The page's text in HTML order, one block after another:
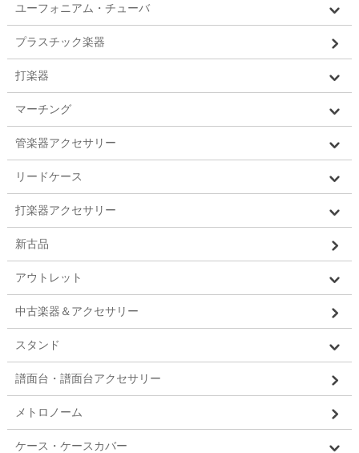
ユーフォニアム・チューバ
プラスチック楽器
打楽器
マーチング
管楽器アクセサリー
リードケース
打楽器アクセサリー
新古品
アウトレット
中古楽器＆アクセサリー
スタンド
譜面台・譜面台アクセサリー
メトロノーム
ケース・ケースカバー